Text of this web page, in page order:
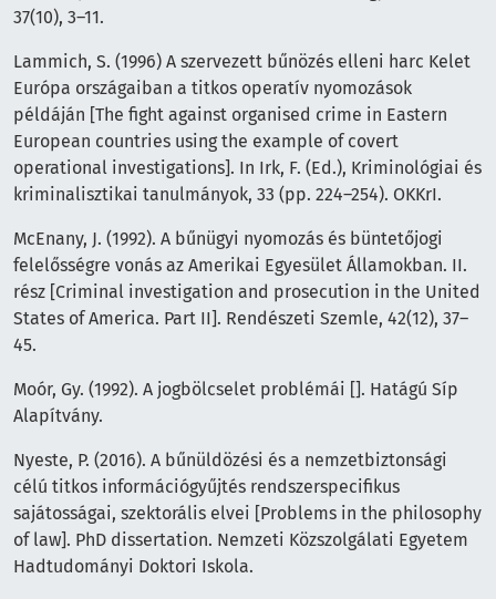
37(10), 3–11.
Lammich, S. (1996) A szervezett bűnözés elleni harc Kelet
Európa országaiban a titkos operatív nyomozások
példáján [The fight against organised crime in Eastern
European countries using the example of covert
operational investigations]. In Irk, F. (Ed.), Kriminológiai és
kriminalisztikai tanulmányok, 33 (pp. 224–254). OKKrI.
McEnany, J. (1992). A bűnügyi nyomozás és büntetőjogi
felelősségre vonás az Amerikai Egyesület Államokban. II.
rész [Criminal investigation and prosecution in the United
States of America. Part II]. Rendészeti Szemle, 42(12), 37–
45.
Moór, Gy. (1992). A jogbölcselet problémái []. Hatágú Síp
Alapítvány.
Nyeste, P. (2016). A bűnüldözési és a nemzetbiztonsági
célú titkos információgyűjtés rendszerspecifikus
sajátosságai, szektorális elvei [Problems in the philosophy
of law]. PhD dissertation. Nemzeti Közszolgálati Egyetem
Hadtudományi Doktori Iskola.